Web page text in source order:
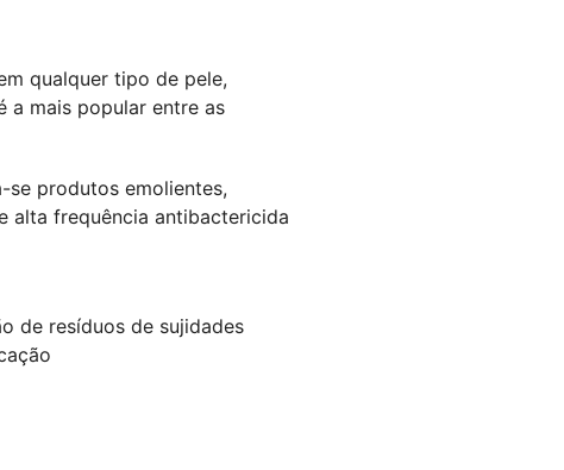
qualquer tipo de pele,
a mais popular entre as
produtos emolientes,
alta frequência antibactericida
de resíduos de sujidades